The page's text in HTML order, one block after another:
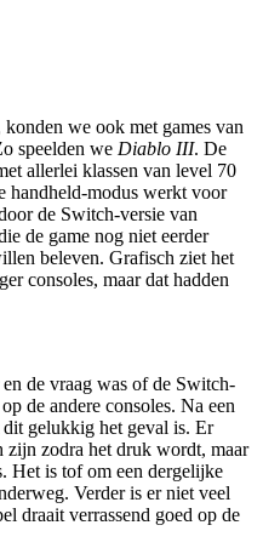
we ook met games van
speelden we Diablo III. De
allerlei klassen van level 70
handheld-modus werkt voor
de Switch-versie van
de game nog niet eerder
beleven. Grafisch ziet het
consoles, maar dat hadden
de vraag was of de Switch-
de andere consoles. Na een
gelukkig het geval is. Er
zijn zodra het druk wordt, maar
Het is tof om een dergelijke
Verder is er niet veel
draait verrassend goed op de